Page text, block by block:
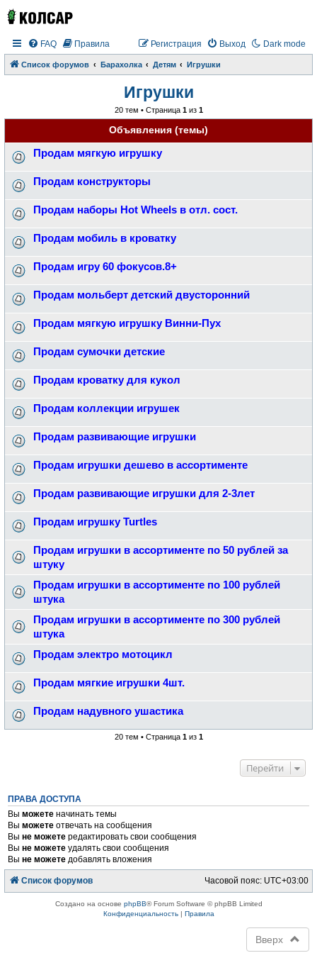
Dark mode
FAQ Правила Выход
Регистрация
Список форумов Барахолка Детям Игрушки
Игрушки
20 тем • Страница 1из 1
Объявления (темы)
Продам мягкую игрушку
Продам конструкторы
Продам наборы Hot Wheels в отл. сост.
Продам мобиль в кроватку
Продам игру 60 фокусов.8+
Продам мольберт детский двусторонний
Продам мягкую игрушку Винни-Пух
Продам сумочки детские
Продам кроватку для кукол
Продам коллекции игрушек
Продам развивающие игрушки
Продам игрушки дешево в ассортименте
Продам развивающие игрушки для 2-3лет
Продам игрушку Turtles
Продам игрушки в ассортименте по 50 рублей за
штуку
Продам игрушки в ассортименте по 100 рублей
штука
Продам игрушки в ассортименте по 300 рублей
штука
Продам электро мотоцикл
Продам мягкие игрушки 4шт.
Продам надувного ушастика
20 тем • Страница 1из 1
Перейти
ПРАВА ДОСТУПА
Выможете начинать темы
Выможете отвечать на сообщения
Выне можете редактировать свои сообщения
Выне можете удалять свои сообщения
Выне можете добавлять вложения
Список форумов Часовой пояс: UTC+03:00
Создано на основе phpBB® Forum Software © phpBB Limited
Конфиденциальность| Правила
Вверх